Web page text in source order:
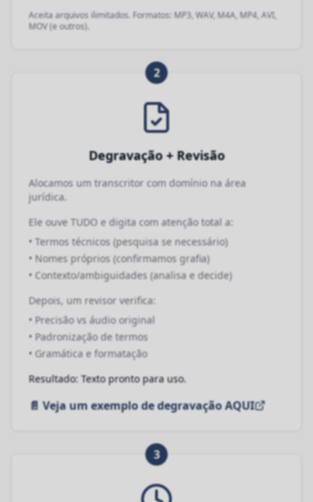
Aceita arquivos ilimitados. Formatos: MP3, WAV, M4A, MP4, AVI,
MOV (e outros).
2
Degravação + Revisão
Alocamos um transcritor com domínio na área
jurídica.
Ele ouve TUDO e digita com atenção total a:
• Termos técnicos (pesquisa se necessário)
• Nomes próprios (confirmamos grafia)
• Contexto/ambiguidades (analisa e decide)
Depois, um revisor verifica:
• Precisão vs áudio original
• Padronização de termos
• Gramática e formatação
Resultado: Texto pronto para uso.
📄 Veja um exemplo de degravação AQUI
3